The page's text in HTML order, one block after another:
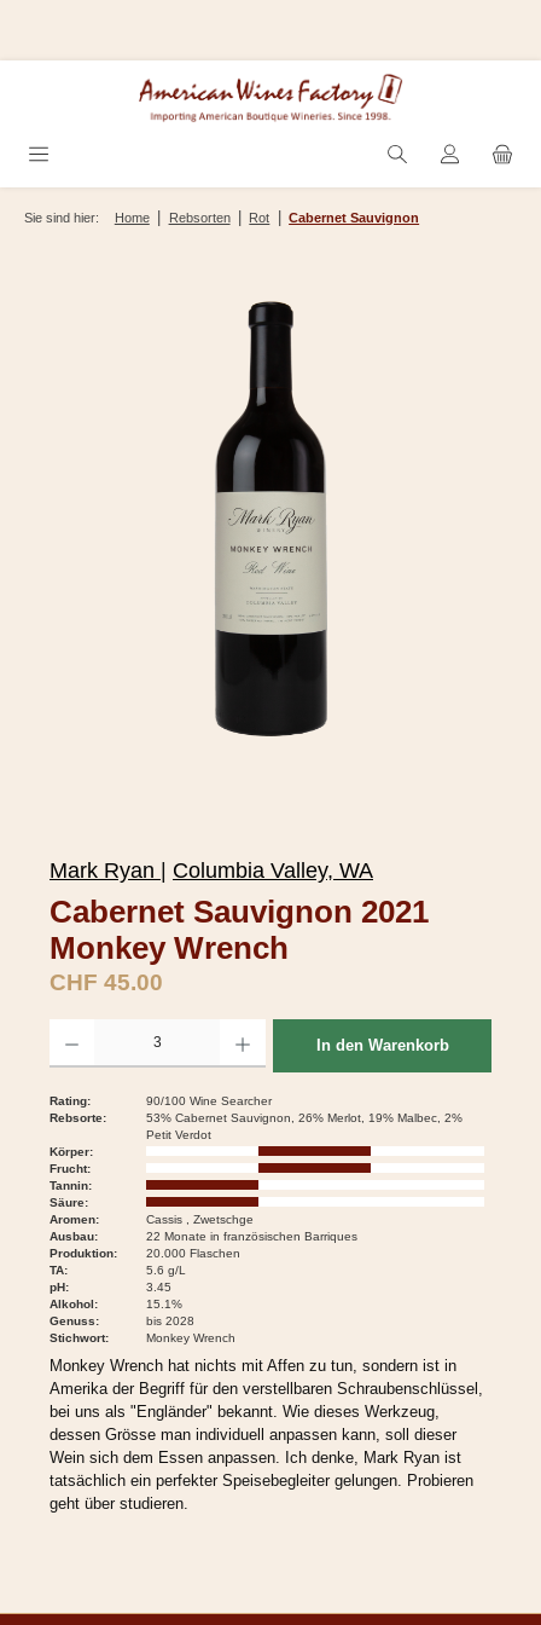
Sie sind hier: Home Rebsorten Rot Cabernet Sauvignon
Mark Ryan Columbia Valley, WA
Cabernet Sauvignon 2021
Monkey Wrench
Regulärer Preis:
CHF 45.00
In den Warenkorb
Rating:
90/100 Wine Searcher
Rebsorte:
53% Cabernet Sauvignon, 26% Merlot, 19% Malbec, 2%
Petit Verdot
Körper:
Frucht:
Tannin:
Säure:
Aromen:
Cassis , Zwetschge
Ausbau:
22 Monate in französischen Barriques
Produktion:
20.000 Flaschen
TA:
5.6 g/L
pH:
3.45
Alkohol:
15.1%
Genuss:
bis 2028
Stichwort:
Monkey Wrench
Monkey Wrench hat nichts mit Affen zu tun, sondern ist in
Amerika der Begriff für den verstellbaren Schraubenschlüssel,
bei uns als "Engländer" bekannt. Wie dieses Werkzeug,
dessen Grösse man individuell anpassen kann, soll dieser
Wein sich dem Essen anpassen. Ich denke, Mark Ryan ist
tatsächlich ein perfekter Speisebegleiter gelungen. Probieren
geht über studieren.